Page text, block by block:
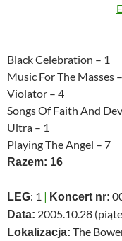
Black Celebration – 1
Music For The Masses
Violator – 4
Songs Of Faith And
Ultra – 1
Playing The Angel – 7
Razem: 16
LEG: 1 | Koncert nr:
Data: 2005.10.28
Lokalizacja: The